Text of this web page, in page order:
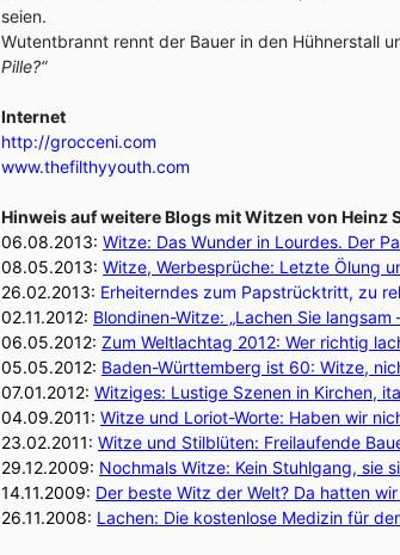
seien.
Wutentbrannt rennt der Bauer in den Hühnerstall
Pille?“
Internet
http://grocceni.com
www.thefilthyyouth.com
Hinweis auf weitere Blogs mit Witzen von Heinz
06.08.2013: Witze: Das Wunder in Lourdes. Der
08.05.2013: Witze, Werbesprüche: Letzte Ölung
26.02.2013: Erheiterndes zum Papstrücktritt, zu
02.11.2012: Blondinen-Witze: „Lachen Sie langsam
06.05.2012: Zum Weltlachtag 2012: Wer richtig
05.05.2012: Baden-Württemberg ist 60: Witze,
07.01.2012: Witziges: Lustige Szenen in Kirchen,
04.09.2011: Witze und Loriot-Worte: Haben wir
23.02.2011: Witze und Stilblüten: Freilaufende
29.12.2009: Nochmals Witze: Kein Stuhlgang, sie
14.11.2009: Der beste Witz der Welt? Da hatten
26.11.2008: Lachen: Die kostenlose Medizin für